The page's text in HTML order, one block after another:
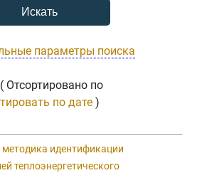
параметры поиска
( Отсортировано по
по дате )
идентификации
теплоэнергетического